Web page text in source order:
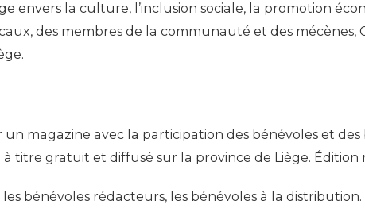
envers la culture, l’inclusion sociale, la promotion
des membres de la communauté et des
magazine avec la participation des bénévoles et
gratuit et diffusé sur la province de Liège. Édition
bénévoles rédacteurs, les bénévoles à la